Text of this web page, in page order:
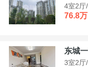
4室2厅
76.8万
东城
3室2厅